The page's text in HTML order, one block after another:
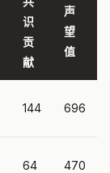
识
贡
献
声
望
值
144 696
64 470